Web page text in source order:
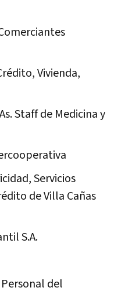
Vivienda,
Staff de Medicina y
Servicios
de Villa Cañas
S.A.
del